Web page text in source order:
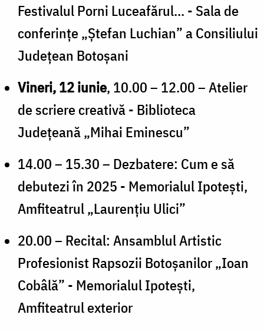
Festivalul Porni Luceafărul... - Sala de
conferințe „Ștefan Luchian” a Consiliului
Județean Botoșani
Vineri, 12 iunie, 10.00 – 12.00 – Atelier
de scriere creativă - Biblioteca
Județeană „Mihai Eminescu”
14.00 – 15.30 – Dezbatere: Cum e să
debutezi în 2025 - Memorialul Ipotești,
Amfiteatrul „Laurențiu Ulici”
20.00 – Recital: Ansamblul Artistic
Profesionist Rapsozii Botoșanilor „Ioan
Cobâlă” - Memorialul Ipotești,
Amfiteatrul exterior